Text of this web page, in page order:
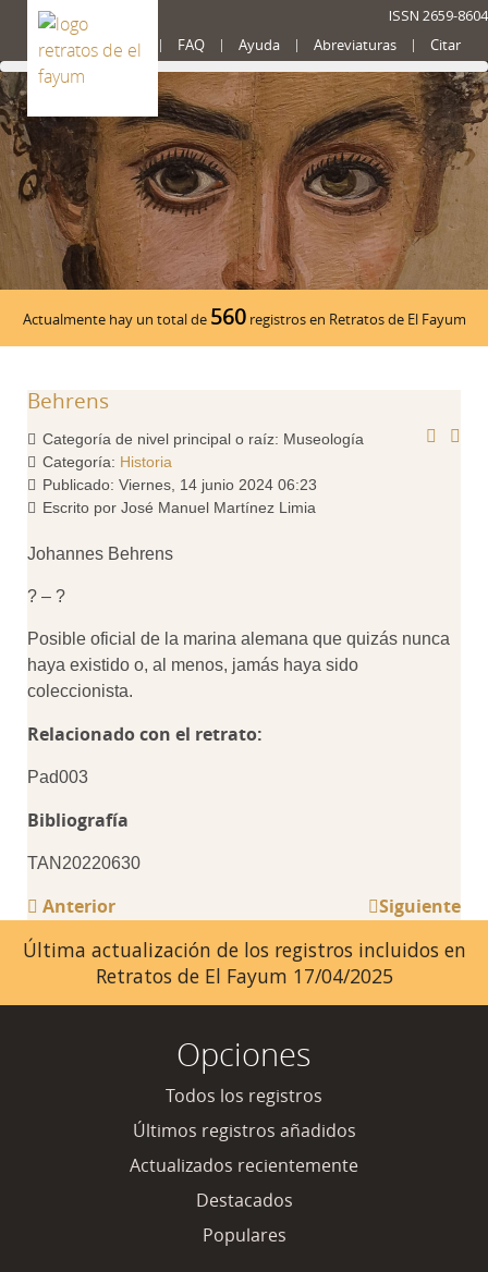
ISSN 2659-8604
Presentación FAQ Ayuda Abreviaturas Citar
Actualmente hay un total de 560registros en Retratos de El Fayum
Behrens
Categoría de nivel principal o raíz: Museología
Categoría: Historia
Publicado: Viernes, 14 junio 2024 06:23
Escrito por José Manuel Martínez Limia
Johannes Behrens
? – ?
Posible oficial de la marina alemana que quizás nunca
haya existido o, al menos, jamás haya sido
coleccionista.
Relacionado con el retrato:
Pad003
Bibliografía
TAN20220630
Anterior Siguiente
Última actualización de los registros incluidos en
Retratos de El Fayum 17/04/2025
Opciones
Todos los registros
Últimos registros añadidos
Actualizados recientemente
Destacados
Populares